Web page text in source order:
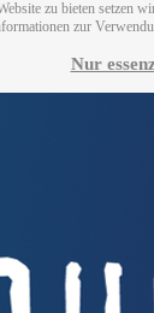
zu bieten
zur
Nur